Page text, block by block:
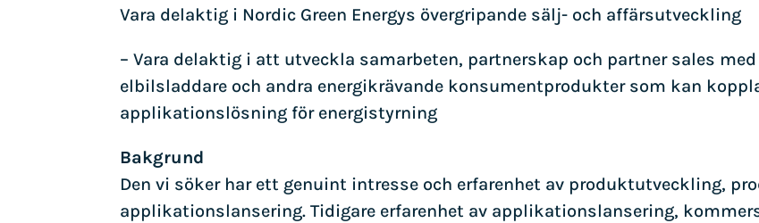
Vara delaktig i Nordic Green Energys övergripande sälj- och affärsutveckling
– Vara delaktig i att utveckla samarbeten, partnerskap och partner sales
elbilsladdare och andra energikrävande konsumentprodukter som kan
applikationslösning för energistyrning
Bakgrund
Den vi söker har ett genuint intresse och erfarenhet av produktutveckling,
applikationslansering. Tidigare erfarenhet av applikationslansering,